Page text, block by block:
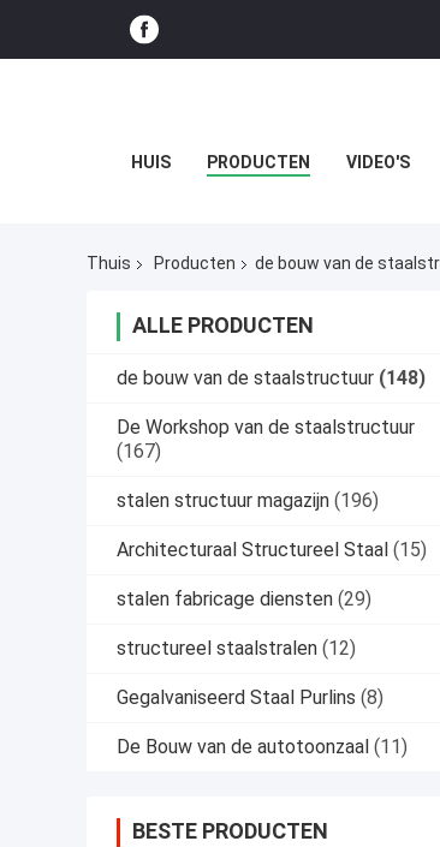
HUIS PRODUCTEN VIDEO'S
Thuis Producten de bouw van de
ALLE PRODUCTEN
de bouw van de staalstructuur (148)
De Workshop van de staalstructuur
(167)
stalen structuur magazijn (196)
Architecturaal Structureel Staal (15)
stalen fabricage diensten (29)
structureel staalstralen (12)
Gegalvaniseerd Staal Purlins (8)
De Bouw van de autotoonzaal (11)
BESTE PRODUCTEN